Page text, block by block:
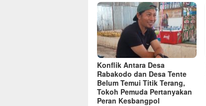
Konflik Antara Desa
Rabakodo dan Desa Tente
Belum Temui Titik Terang,
Tokoh Pemuda Pertanyakan
Peran Kesbangpol